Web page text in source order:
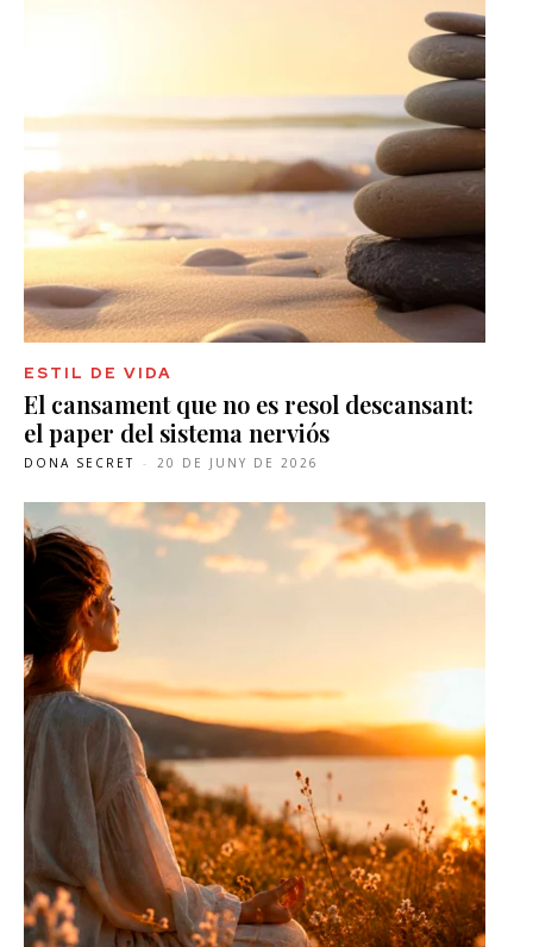
ESTIL DE VIDA
El cansament que no es resol descansant:
el paper del sistema nerviós
DONA SECRET - 20 DE JUNY DE 2026